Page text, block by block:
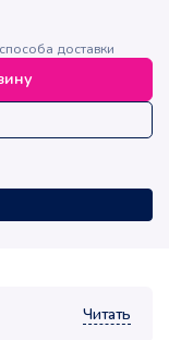
Читать
доставки